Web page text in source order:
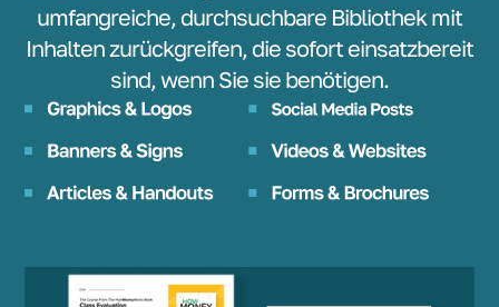
umfangreiche, durchsuchbare Bibliothek mit
Inhalten zurückgreifen, die sofort einsatzbereit
sind, wenn Sie sie benötigen.